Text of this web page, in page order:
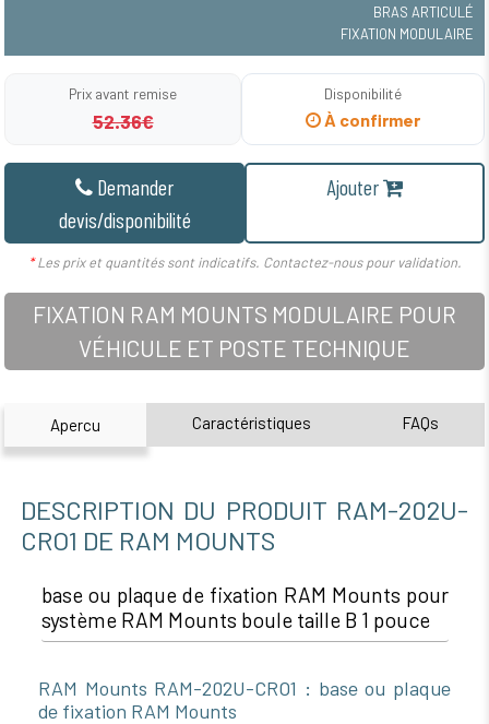
BRAS ARTICULÉ
FIXATION MODULAIRE
Prix avant remise
52.36€
Disponibilité
À confirmer
Demander
devis/disponibilité
Ajouter
*Les prix et quantités sont indicatifs. Contactez-nous pour validation.
FIXATION RAM MOUNTS MODULAIRE POUR
VÉHICULE ET POSTE TECHNIQUE
Apercu Caractéristiques FAQs
DESCRIPTION DU PRODUIT RAM-202U-
CRO1 DE RAM MOUNTS
base ou plaque de fixation RAM Mounts pour
système RAM Mounts boule taille B 1 pouce
RAM Mounts RAM-202U-CRO1 : base ou plaque
de fixation RAM Mounts